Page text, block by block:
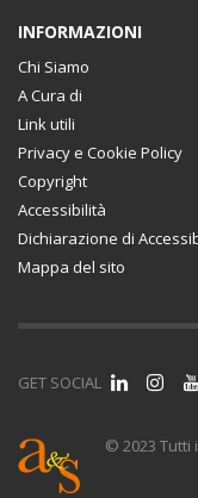
INFORMAZIONI
Chi Siamo
A Cura di
Link utili
Privacy e Cookie Policy
Copyright
Accessibilità
Dichiarazione di
Mappa del sito
GET SOCIAL
© 2023 Tutti